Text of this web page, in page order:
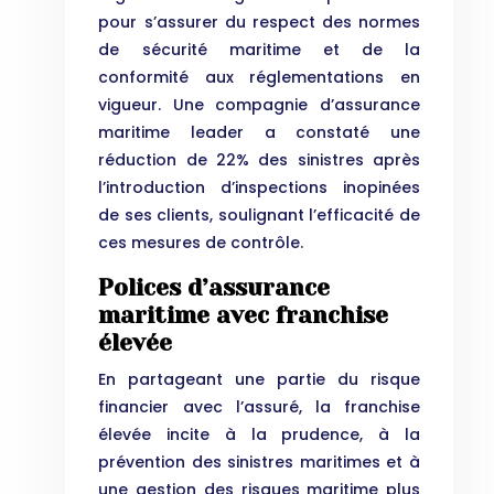
pour s’assurer du respect des normes
de sécurité maritime et de la
conformité aux réglementations en
vigueur. Une compagnie d’assurance
maritime leader a constaté une
réduction de 22% des sinistres après
l’introduction d’inspections inopinées
de ses clients, soulignant l’efficacité de
ces mesures de contrôle.
Polices d’assurance
maritime avec franchise
élevée
En partageant une partie du risque
financier avec l’assuré, la franchise
élevée incite à la prudence, à la
prévention des sinistres maritimes et à
une gestion des risques maritime plus